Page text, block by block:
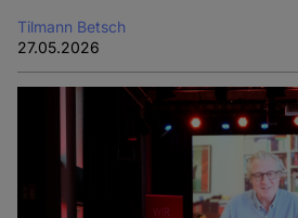
Tilmann Betsch
27.05.2026